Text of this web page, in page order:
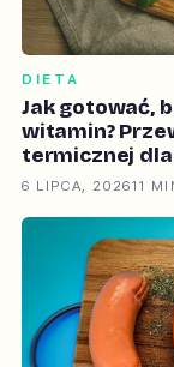
DIETA
Jak gotować,
witamin?
termicznej
6 LIPCA, 202611